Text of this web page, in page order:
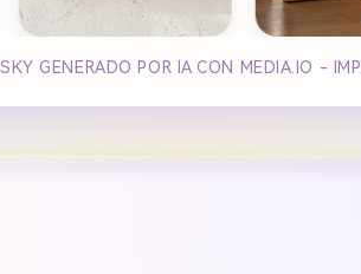
GENERADO POR IA CON MEDIA.IO -